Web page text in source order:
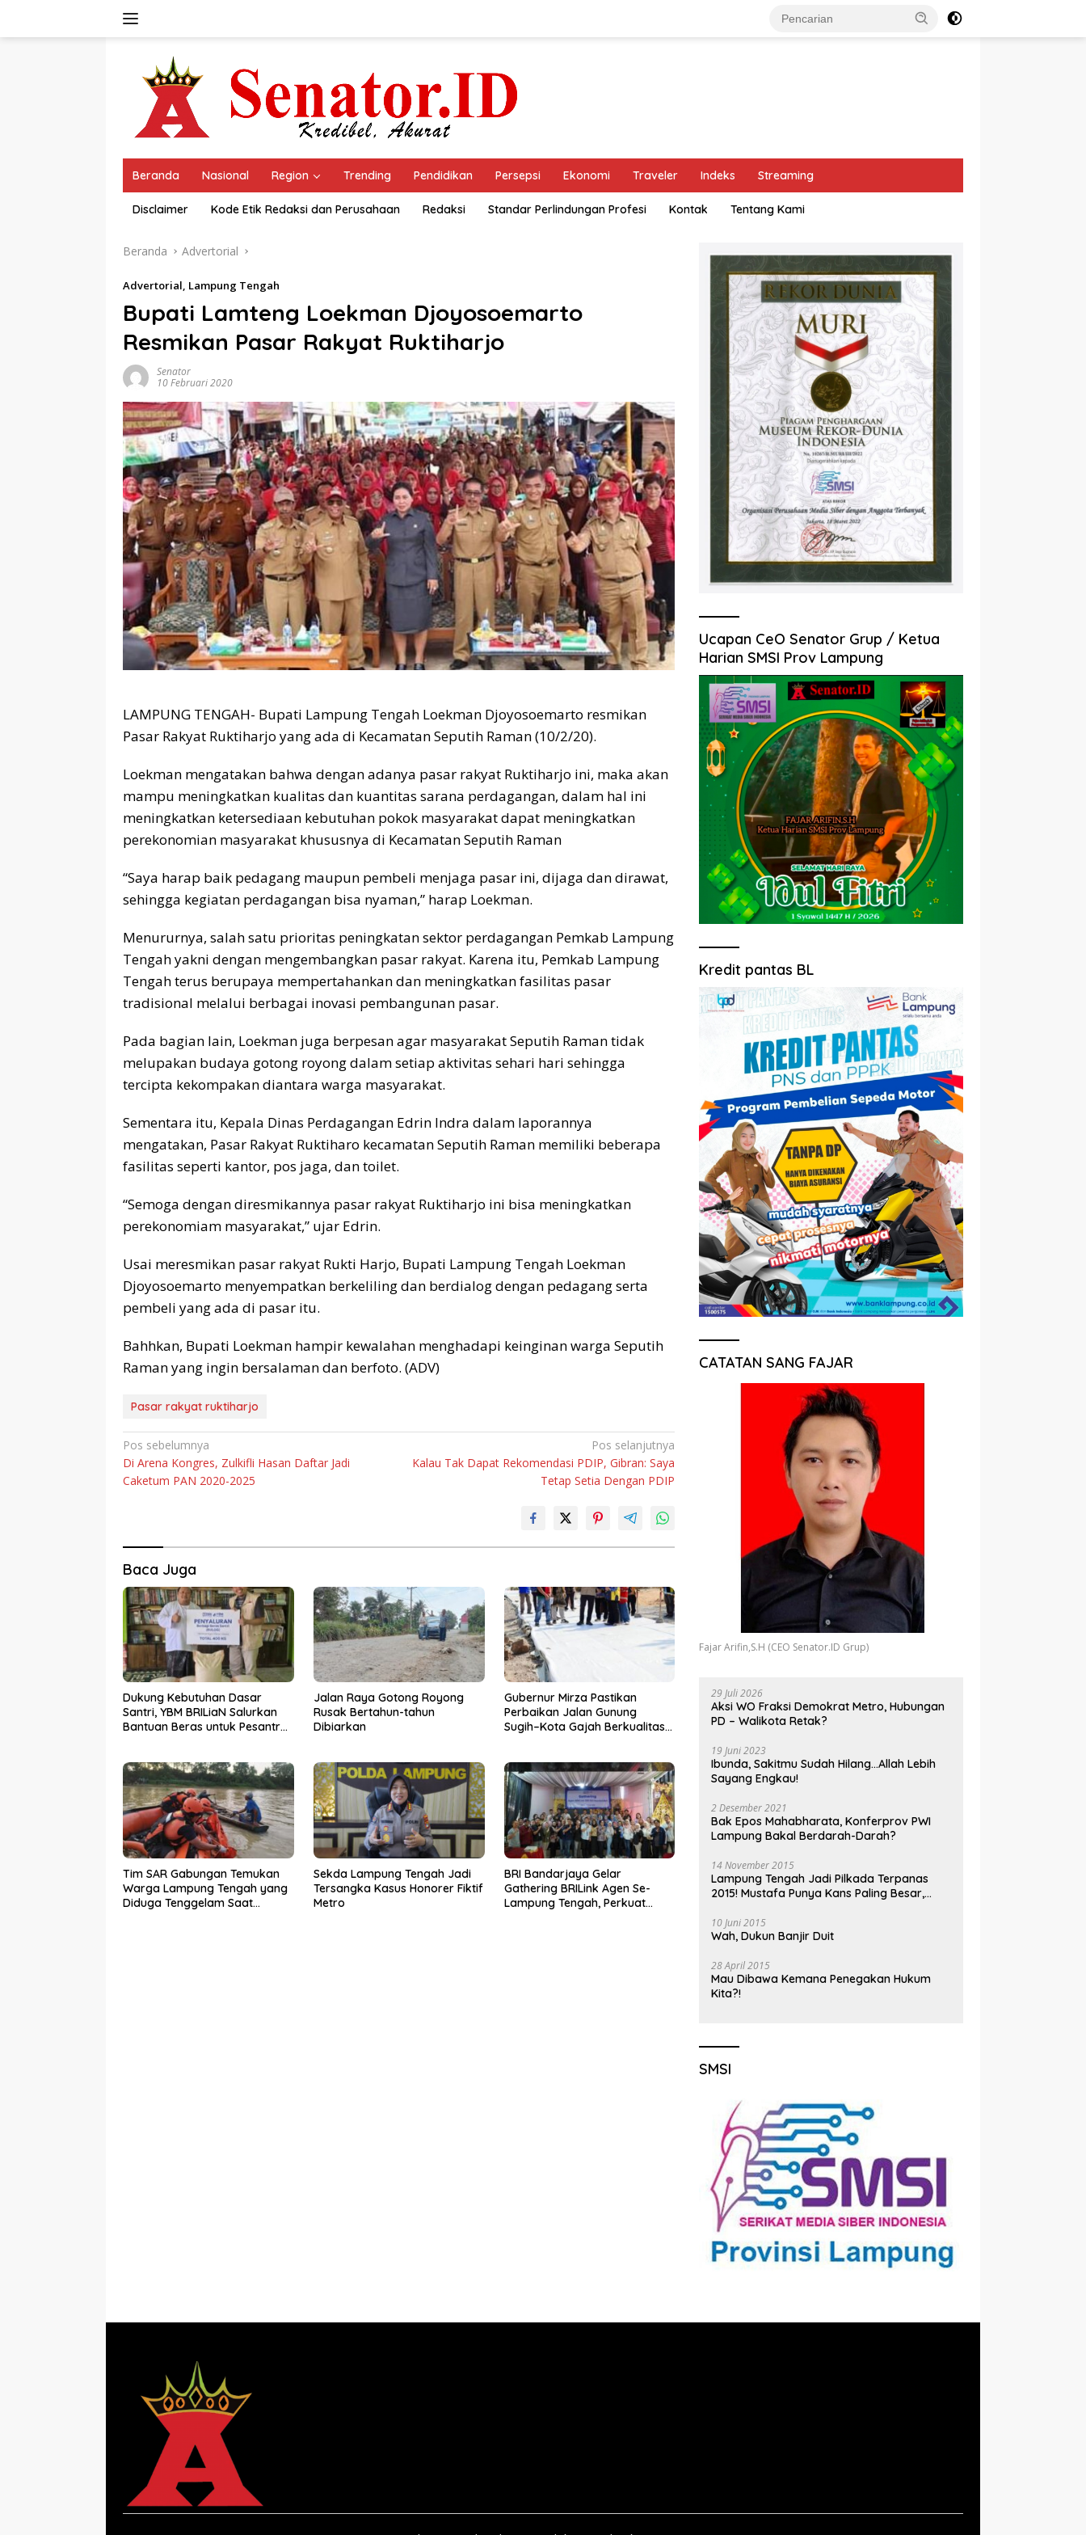
Beranda Nasional Region Trending Pendidikan Persepsi Ekonomi Traveler Indeks Streaming
Disclaimer Kode Etik Redaksi dan Perusahaan Redaksi Standar Perlindungan Profesi Kontak Tentang Kami
Beranda Advertorial
Advertorial, Lampung Tengah
Bupati Lamteng Loekman Djoyosoemarto
Resmikan Pasar Rakyat Ruktiharjo
Senator
10 Februari 2020
LAMPUNG TENGAH- Bupati Lampung Tengah Loekman Djoyosoemarto resmikan
Pasar Rakyat Ruktiharjo yang ada di Kecamatan Seputih Raman (10/2/20).
Loekman mengatakan bahwa dengan adanya pasar rakyat Ruktiharjo ini, maka akan
mampu meningkatkan kualitas dan kuantitas sarana perdagangan, dalam hal ini
meningkatkan ketersediaan kebutuhan pokok masyarakat dapat meningkatkan
perekonomian masyarakat khususnya di Kecamatan Seputih Raman
“Saya harap baik pedagang maupun pembeli menjaga pasar ini, dijaga dan dirawat,
sehingga kegiatan perdagangan bisa nyaman,” harap Loekman.
Menururnya, salah satu prioritas peningkatan sektor perdagangan Pemkab Lampung
Tengah yakni dengan mengembangkan pasar rakyat. Karena itu, Pemkab Lampung
Tengah terus berupaya mempertahankan dan meningkatkan fasilitas pasar
tradisional melalui berbagai inovasi pembangunan pasar.
Pada bagian lain, Loekman juga berpesan agar masyarakat Seputih Raman tidak
melupakan budaya gotong royong dalam setiap aktivitas sehari hari sehingga
tercipta kekompakan diantara warga masyarakat.
Sementara itu, Kepala Dinas Perdagangan Edrin Indra dalam laporannya
mengatakan, Pasar Rakyat Ruktiharo kecamatan Seputih Raman memiliki beberapa
fasilitas seperti kantor, pos jaga, dan toilet.
“Semoga dengan diresmikannya pasar rakyat Ruktiharjo ini bisa meningkatkan
perekonomiam masyarakat,” ujar Edrin.
Usai meresmikan pasar rakyat Rukti Harjo, Bupati Lampung Tengah Loekman
Djoyosoemarto menyempatkan berkeliling dan berdialog dengan pedagang serta
pembeli yang ada di pasar itu.
Bahhkan, Bupati Loekman hampir kewalahan menghadapi keinginan warga Seputih
Raman yang ingin bersalaman dan berfoto. (ADV)
Pasar rakyat ruktiharjo
Navigasi
pos
Pos sebelumnya
Di Arena Kongres, Zulkifli Hasan Daftar Jadi
Caketum PAN 2020-2025
Pos selanjutnya
Kalau Tak Dapat Rekomendasi PDIP, Gibran: Saya
Tetap Setia Dengan PDIP
Baca Juga
Dukung Kebutuhan Dasar
Santri, YBM BRILiaN Salurkan
Bantuan Beras untuk Pesantren
Jalan Raya Gotong Royong
Rusak Bertahun-tahun
Dibiarkan
Gubernur Mirza Pastikan
Perbaikan Jalan Gunung
Sugih–Kota Gajah Berkualitas
Tim SAR Gabungan Temukan
Warga Lampung Tengah yang
Diduga Tenggelam Saat
Sekda Lampung Tengah Jadi
Tersangka Kasus Honorer Fiktif
Metro
BRI Bandarjaya Gelar
Gathering BRILink Agen Se-
Lampung Tengah, Perkuat
Ucapan CeO Senator Grup / Ketua
Harian SMSI Prov Lampung
Kredit pantas BL
CATATAN SANG FAJAR
Fajar Arifin,S.H (CEO Senator.ID Grup)
29 Juli 2026
Aksi WO Fraksi Demokrat Metro, Hubungan
PD – Walikota Retak?
19 Juni 2023
Ibunda, Sakitmu Sudah Hilang…Allah Lebih
Sayang Engkau!
2 Desember 2021
Bak Epos Mahabharata, Konferprov PWI
Lampung Bakal Berdarah-Darah?
14 November 2015
Lampung Tengah Jadi Pilkada Terpanas
2015! Mustafa Punya Kans Paling Besar,
10 Juni 2015
Wah, Dukun Banjir Duit
28 April 2015
Mau Dibawa Kemana Penegakan Hukum
Kita?!
SMSI